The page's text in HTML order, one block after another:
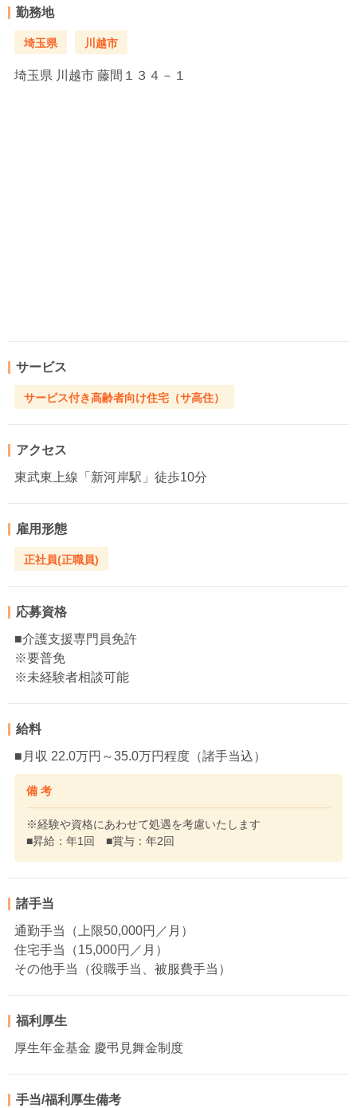
勤務地
埼玉県 川越市
埼玉県 川越市 藤間１３４－１
サービス
サービス付き高齢者向け住宅（サ高住）
アクセス
東武東上線「新河岸駅」徒歩10分
雇用形態
正社員(正職員)
応募資格
■介護支援専門員免許
※要普免
※未経験者相談可能
給料
■月収 22.0万円～35.0万円程度（諸手当込）
備 考
※経験や資格にあわせて処遇を考慮いたします
■昇給：年1回 ■賞与：年2回
諸手当
通勤手当（上限50,000円／月）
住宅手当（15,000円／月）
その他手当（役職手当、被服費手当）
福利厚生
厚生年金基金 慶弔見舞金制度
手当/福利厚生備考